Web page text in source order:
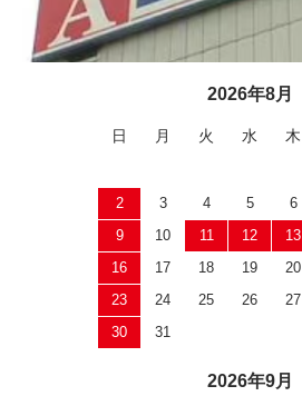
2026年8月
日 月 火 水 木
2
3 4 5 6
9
10 11 12 13
16
17 18 19 20
23
24 25 26 27
30
31
2026年9月